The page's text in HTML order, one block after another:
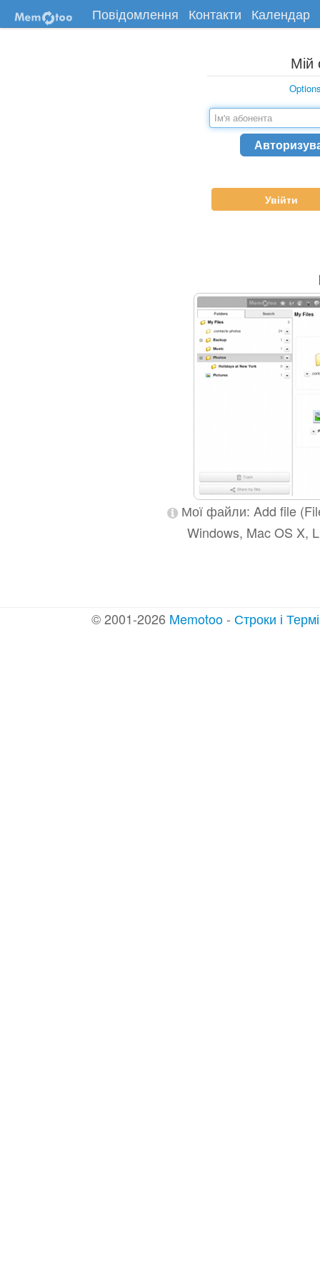
Повідомлення Контакти Календар
Мій
Увійти
Мої файли: Add file
Windows, Mac OS X,
© 2001-2026 Memotoo- Строки і